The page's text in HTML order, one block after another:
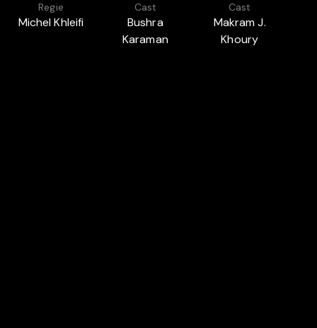
Regie
Michel Khleifi
Cast
Bushra
Karaman
Cast
Makram J.
Khoury